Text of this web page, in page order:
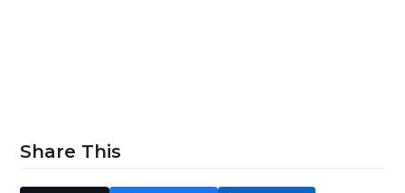
Share This